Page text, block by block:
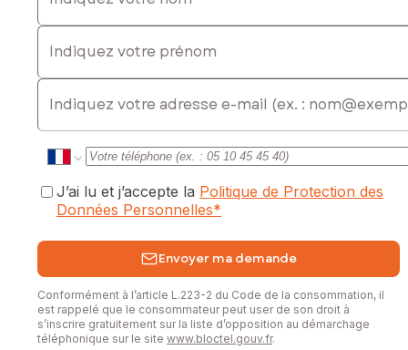
Indiquez votre prénom
E-mail
J’ai lu et j’accepte la Politique de Protection des
Données Personnelles*
Envoyer ma demande
Conformément à l’article L.223-2 du Code de la consommation, il
est rappelé que le consommateur peut user de son droit à
s’inscrire gratuitement sur la liste d’opposition au démarchage
téléphonique sur le site www.bloctel.gouv.fr.